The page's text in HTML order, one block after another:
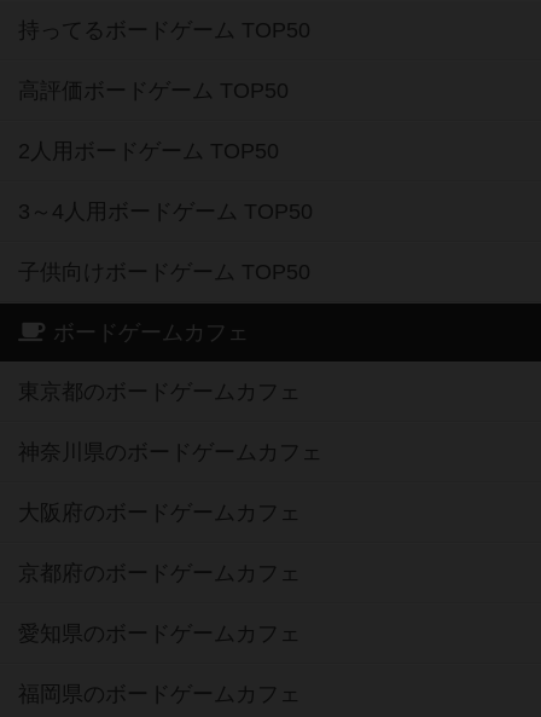
持ってるボードゲーム TOP50
高評価ボードゲーム TOP50
2人用ボードゲーム TOP50
3～4人用ボードゲーム TOP50
子供向けボードゲーム TOP50
ボードゲームカフェ
東京都のボードゲームカフェ
神奈川県のボードゲームカフェ
大阪府のボードゲームカフェ
京都府のボードゲームカフェ
愛知県のボードゲームカフェ
福岡県のボードゲームカフェ